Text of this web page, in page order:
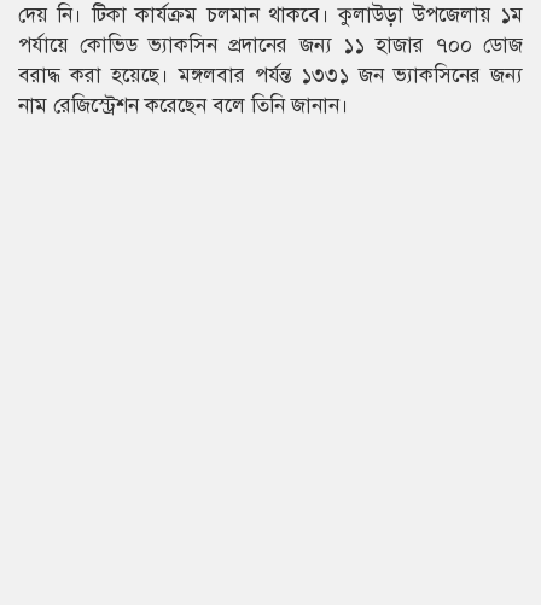
দেয় নি। টিকা কার্যক্রম চলমান থাকবে। কুলাউড়া উপজেলায় ১ম
পর্যায়ে কোভিড ভ্যাকসিন প্রদানের জন্য ১১ হাজার ৭০০ ডোজ
বরাদ্ধ করা হয়েছে। মঙ্গলবার পর্যন্ত ১৩৩১ জন ভ্যাকসিনের জন্য
নাম রেজিস্ট্রেশন করেছেন বলে তিনি জানান।